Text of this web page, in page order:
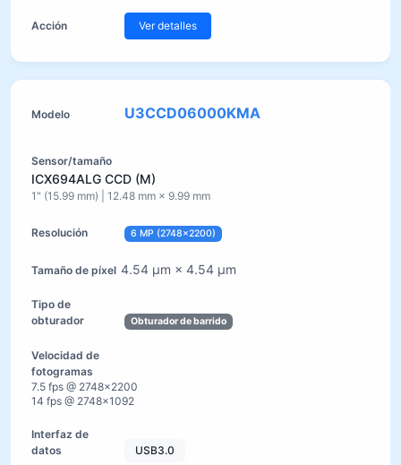
Ver detalles
U3CCD06000KMA
ICX694ALG CCD (M)
1" (15.99 mm) | 12.48 mm × 9.99 mm
6 MP (2748×2200)
4.54 µm × 4.54 µm
Obturador de barrido
7.5 fps @ 2748×2200
14 fps @ 2748×1092
USB3.0